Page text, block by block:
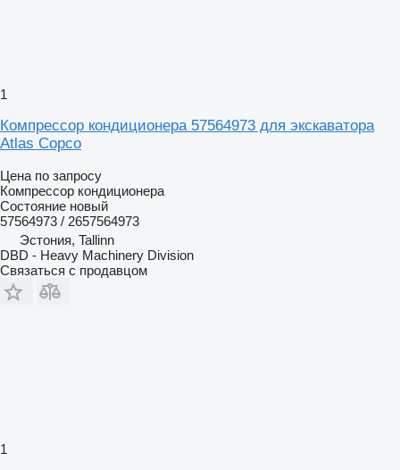
1
Компрессор кондиционера 57564973 для экскаватора
Atlas Copco
Цена по запросу
Компрессор кондиционера
Состояние новый
57564973 / 2657564973
Эстония, Tallinn
DBD - Heavy Machinery Division
Связаться с продавцом
1